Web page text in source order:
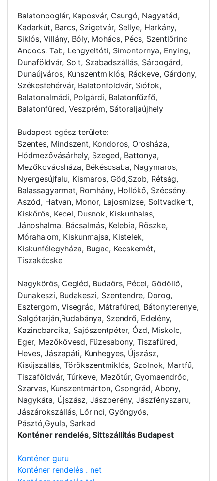
Balatonboglár, Kaposvár, Csurgó, Nagyatád,
Kadarkút, Barcs, Szigetvár, Sellye, Harkány,
Siklós, Villány, Bóly, Mohács, Pécs, Szentlőrinc
Andocs, Tab, Lengyeltóti, Simontornya, Enying,
Dunaföldvár, Solt, Szabadszállás, Sárbogárd,
Dunaújváros, Kunszentmiklós, Ráckeve, Gárdony,
Székesfehérvár, Balatonföldvár, Siófok,
Balatonalmádi, Polgárdi, Balatonfűzfő,
Balatonfüred, Veszprém, Sátoraljaújhely
Budapest egész területe:
Szentes, Mindszent, Kondoros, Orosháza,
Hódmezővásárhely, Szeged, Battonya,
Mezőkovácsháza, Békéscsaba, Nagymaros,
Nyergesújfalu, Kismaros, Göd,Szob, Rétság,
Balassagyarmat, Romhány, Hollókő, Szécsény,
Aszód, Hatvan, Monor, Lajosmizse, Soltvadkert,
Kiskőrös, Kecel, Dusnok, Kiskunhalas,
Jánoshalma, Bácsalmás, Kelebia, Röszke,
Mórahalom, Kiskunmajsa, Kistelek,
Kiskunfélegyháza, Bugac, Kecskemét,
Tiszakécske
Nagykörös, Cegléd, Budaörs, Pécel, Gödöllő,
Dunakeszi, Budakeszi, Szentendre, Dorog,
Esztergom, Visegrád, Mátrafüred, Bátonyterenye,
Salgótarján,Rudabánya, Szendrő, Edelény,
Kazincbarcika, Sajószentpéter, Ózd, Miskolc,
Eger, Mezőkövesd, Füzesabony, Tiszafüred,
Heves, Jászapáti, Kunhegyes, Újszász,
Kisújszállás, Törökszentmiklós, Szolnok, Martfű,
Tiszaföldvár, Túrkeve, Mezőtúr, Gyomaendrőd,
Szarvas, Kunszentmárton, Csongrád, Abony,
Nagykáta, Újszász, Jászberény, Jászfényszaru,
Jászárokszállás, Lőrinci, Gyöngyös,
Pásztó,Gyula, Sarkad
Konténer rendelés, Sittszállítás Budapest
Konténer guru
Konténer rendelés . net